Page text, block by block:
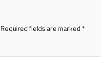
Required fields are marked *